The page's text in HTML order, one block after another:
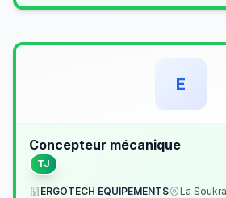
E
Concepteur mécanique
TJ
ERGOTECH EQUIPEMENTS
La